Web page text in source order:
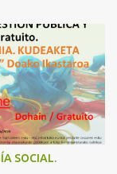
hacer algo, o
vascos
kanal berriak
abusu eta
edo ideiak
SOCIAL.